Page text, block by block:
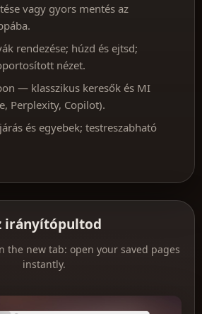
vagy gyors mentés az
rendezése; húzd és ejtsd;
nézet.
— klasszikus keresők és MI
Perplexity, Copilot).
és egyebek; testreszabható
irányítópultod
the new tab: open your saved pages
instantly.